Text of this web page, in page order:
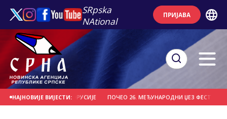
SRpska
NAtional
ПРИЈАВА
НАЈНОВИЈЕ ВИЈЕСТИ:
ИЗ БЈЕЛОРУСИЈЕ ПОЧЕО 26. МЕЂУНАРОДНИ ЏЕЗ ФЕСТИВАЛ НА